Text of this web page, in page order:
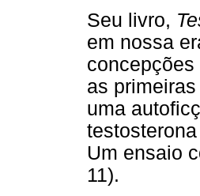
Seu livro,
em nossa
as
uma
Um ensaio
11).